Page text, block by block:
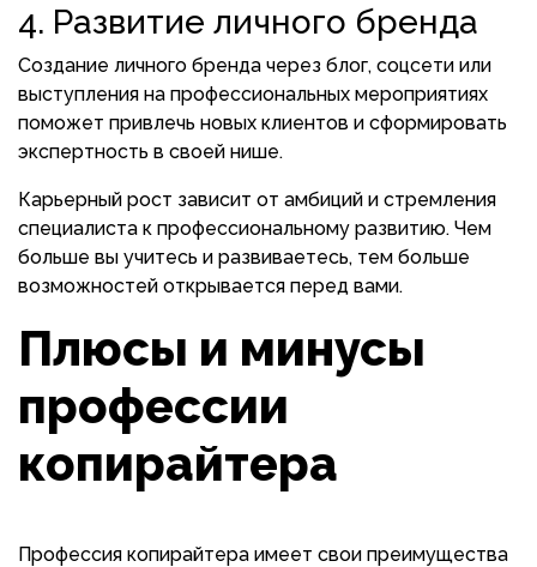
4. Развитие личного бренда
Создание личного бренда через блог, соцсети или
выступления на профессиональных мероприятиях
поможет привлечь новых клиентов и сформировать
экспертность в своей нише.
Карьерный рост зависит от амбиций и стремления
специалиста к профессиональному развитию. Чем
больше вы учитесь и развиваетесь, тем больше
возможностей открывается перед вами.
Плюсы и минусы
профессии
копирайтера
Профессия копирайтера имеет свои преимущества